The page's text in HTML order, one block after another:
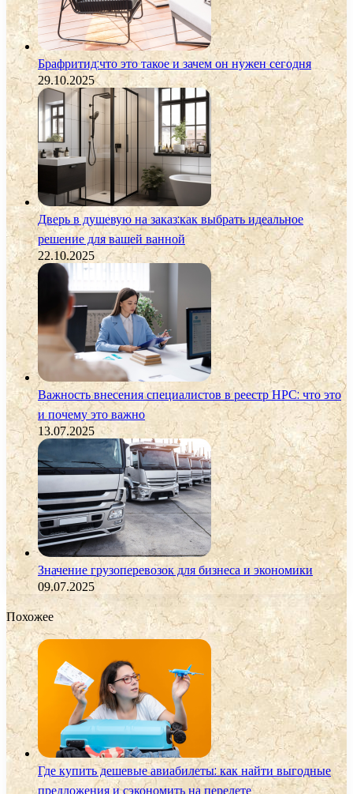
Брафритид:что это такое и зачем он нужен сегодня
29.10.2025
Дверь в душевую на заказ:как выбрать идеальное
решение для вашей ванной
22.10.2025
Важность внесения специалистов в реестр НРС: что это
и почему это важно
13.07.2025
Значение грузоперевозок для бизнеса и экономики
09.07.2025
Похожее
Где купить дешевые авиабилеты: как найти выгодные